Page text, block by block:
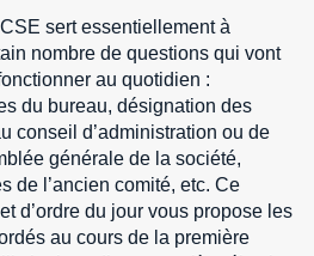
sert essentiellement à
nombre de questions qui vont
au quotidien :
du bureau, désignation des
conseil d’administration ou de
générale de la société,
de l’ancien comité, etc. Ce
d’ordre du jour vous propose les
au cours de la première